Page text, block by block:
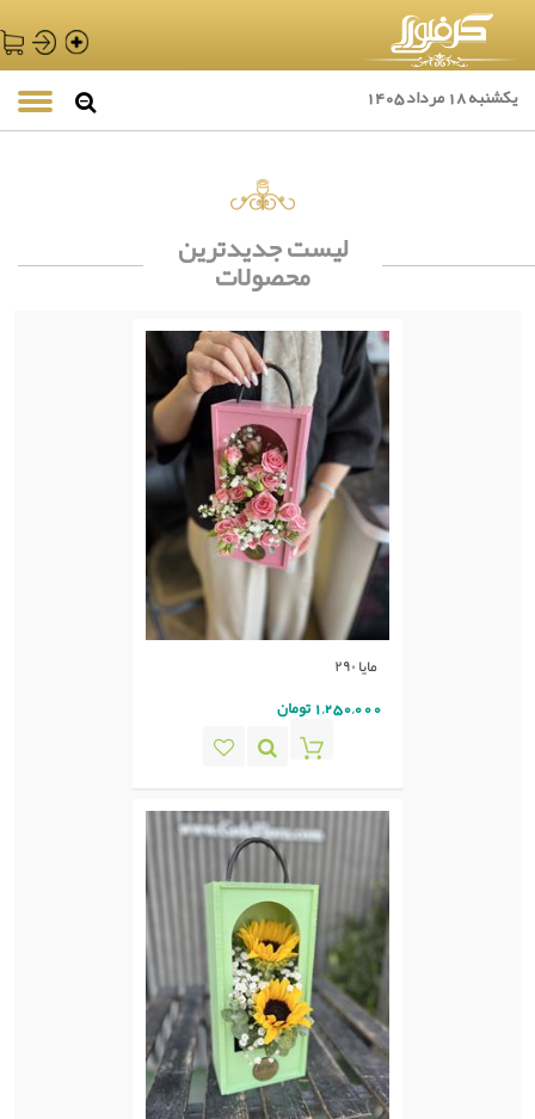
یکشنبه 18 مرداد 1405
لیست جدیدترین
محصولات
مایا ٢٩٠
1,250,000 تومان